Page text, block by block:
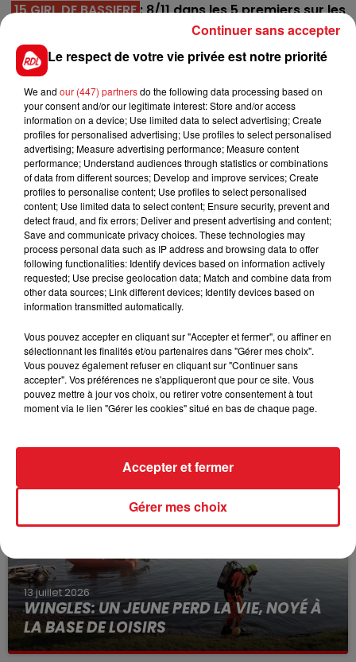
15 GIRL DE BASSIERE: 8/11 dans les 5 premiers sur les
épreuve quintés, il se trouve bien placé au plafond
des gains. Pour une 4/5 éme place.
FILS D'ACTUS
15 juillet 2026
BÉTHUNE: ENQUÊTE POUR HOMICIDE
Selon les premiers éléments, le logement servait
à des prostituées
13 juillet 2026
WINGLES: UN JEUNE PERD LA VIE, NOYÉ À
LA BASE DE LOISIRS
La victime a coulé à pic
Le respect de votre vie privée est notre priorité
We and our (447) partnersdo the following data processing based on
your consent and/or our legitimate interest: Store and/or access
information on a device; Use limited data to select advertising; Create
profiles for personalised advertising; Use profiles to select personalised
advertising; Measure advertising performance; Measure content
performance; Understand audiences through statistics or combinations
of data from different sources; Develop and improve services; Create
profiles to personalise content; Use profiles to select personalised
content; Use limited data to select content; Ensure security, prevent and
detect fraud, and fix errors; Deliver and present advertising and content;
Save and communicate privacy choices. These technologies may
process personal data such as IP address and browsing data to offer
following functionalities: Identify devices based on information actively
requested; Use precise geolocation data; Match and combine data from
other data sources; Link different devices; Identify devices based on
information transmitted automatically.
Vous pouvez accepter en cliquant sur "Accepter et fermer", ou affiner en
sélectionnant les finalités et/ou partenaires dans "Gérer mes choix".
Vous pouvez également refuser en cliquant sur "Continuer sans
accepter". Vos préférences ne s'appliqueront que pour ce site. Vous
pouvez mettre à jour vos choix, ou retirer votre consentement à tout
moment via le lien "Gérer les cookies" situé en bas de chaque page.
Gérer mes choix
Accepter et fermer
Continuer sans accepter